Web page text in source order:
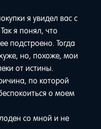
я увидел вас с
я понял, что
подстроено. Тогда
но, похоже, мои
от истины.
по которой
о моем
со мной и не